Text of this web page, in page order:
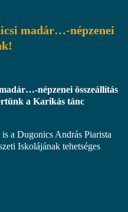
madár…-népzenei
népzenei összeállítás
a Karikás tánc
a Dugonics András Piarista
Iskolájának tehetséges